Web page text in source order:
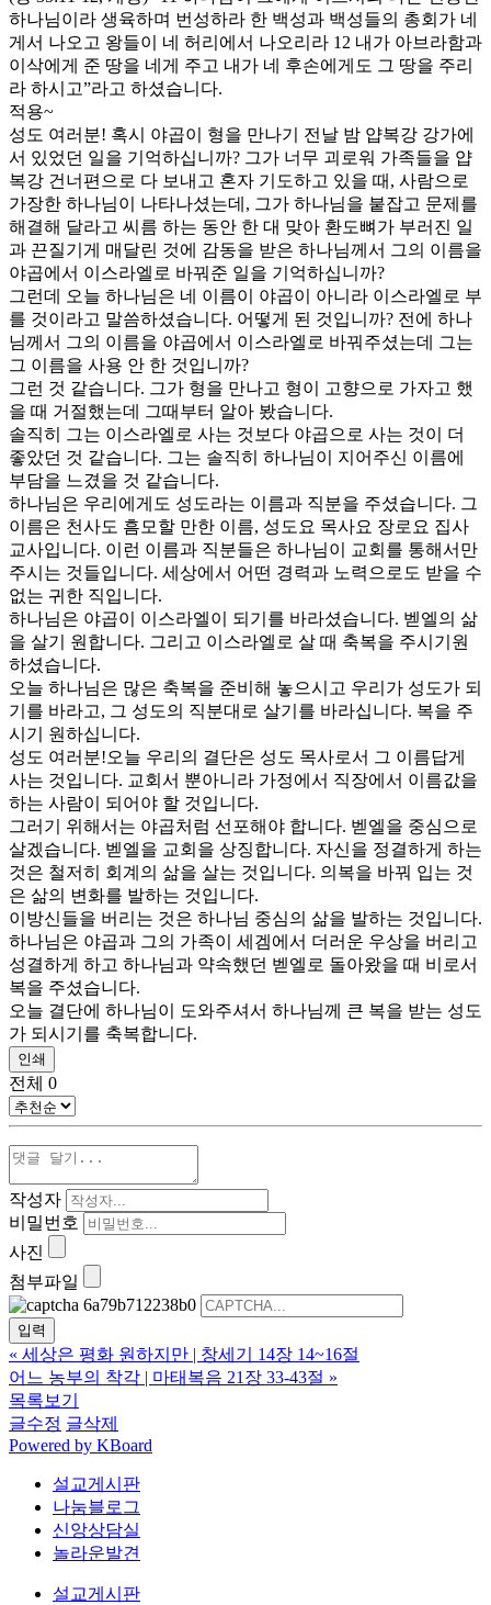
하나님이라 생육하며 번성하라 한 백성과 백성들의 총회가 네
게서 나오고 왕들이 네 허리에서 나오리라 12 내가 아브라함과
이삭에게 준 땅을 네게 주고 내가 네 후손에게도 그 땅을 주리
라 하시고”라고 하셨습니다.
적용~
성도 여러분! 혹시 야곱이 형을 만나기 전날 밤 얍복강 강가에
서 있었던 일을 기억하십니까? 그가 너무 괴로워 가족들을 얍
복강 건너편으로 다 보내고 혼자 기도하고 있을 때, 사람으로
가장한 하나님이 나타나셨는데, 그가 하나님을 붙잡고 문제를
해결해 달라고 씨름 하는 동안 한 대 맞아 환도뼈가 부러진 일
과 끈질기게 매달린 것에 감동을 받은 하나님께서 그의 이름을
야곱에서 이스라엘로 바꿔준 일을 기억하십니까?
그런데 오늘 하나님은 네 이름이 야곱이 아니라 이스라엘로 부
를 것이라고 말씀하셨습니다. 어떻게 된 것입니까? 전에 하나
님께서 그의 이름을 야곱에서 이스라엘로 바꿔주셨는데 그는
그 이름을 사용 안 한 것입니까?
그런 것 같습니다. 그가 형을 만나고 형이 고향으로 가자고 했
을 때 거절했는데 그때부터 알아 봤습니다.
솔직히 그는 이스라엘로 사는 것보다 야곱으로 사는 것이 더
좋았던 것 같습니다. 그는 솔직히 하나님이 지어주신 이름에
부담을 느겼을 것 같습니다.
하나님은 우리에게도 성도라는 이름과 직분을 주셨습니다. 그
이름은 천사도 흠모할 만한 이름, 성도요 목사요 장로요 집사
교사입니다. 이런 이름과 직분들은 하나님이 교회를 통해서만
주시는 것들입니다. 세상에서 어떤 경력과 노력으로도 받을 수
없는 귀한 직입니다.
하나님은 야곱이 이스라엘이 되기를 바라셨습니다. 벧엘의 삶
을 살기 원합니다. 그리고 이스라엘로 살 때 축복을 주시기원
하셨습니다.
오늘 하나님은 많은 축복을 준비해 놓으시고 우리가 성도가 되
기를 바라고, 그 성도의 직분대로 살기를 바라십니다. 복을 주
시기 원하십니다.
성도 여러분!오늘 우리의 결단은 성도 목사로서 그 이름답게
사는 것입니다. 교회서 뿐아니라 가정에서 직장에서 이름값을
하는 사람이 되어야 할 것입니다.
그러기 위해서는 야곱처럼 선포해야 합니다. 벧엘을 중심으로
살겠습니다. 벧엘을 교회을 상징합니다. 자신을 정결하게 하는
것은 철저히 회계의 삶을 살는 것입니다. 의복을 바꿔 입는 것
은 삶의 변화를 발하는 것입니다.
이방신들을 버리는 것은 하나님 중심의 삶을 발하는 것입니다.
하나님은 야곱과 그의 가족이 세겜에서 더러운 우상을 버리고
성결하게 하고 하나님과 약속했던 벧엘로 돌아왔을 때 비로서
복을 주셨습니다.
오늘 결단에 하나님이 도와주셔서 하나님께 큰 복을 받는 성도
가 되시기를 축복합니다.
인쇄
전체 0
작성자
비밀번호
사진
첨부파일
« 세상은 평화 원하지만 | 창세기 14장 14~16절
어느 농부의 착각 | 마태복음 21장 33-43절 »
목록보기
글수정 글삭제
Powered by KBoard
설교게시판
나눔블로그
신앙상담실
놀라운발견
설교게시판